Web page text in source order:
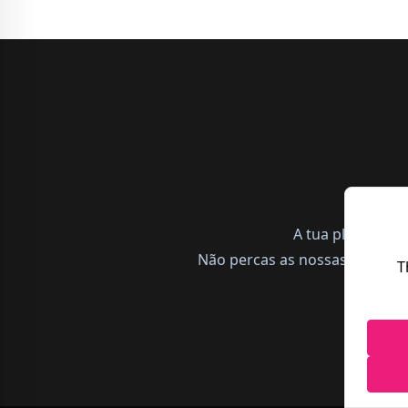
A tua
Não percas as nossas